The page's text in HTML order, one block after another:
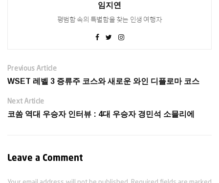
임지연
평범함 속의 특별함을 찾는 인생 여행자
Previous Article
WSET 레벨 3 증류주 코스와 새로운 와인 디플로마 코스
Next Article
코쏨 역대 우승자 인터뷰 : 4대 우승자 경민석 소믈리에
Leave a Comment